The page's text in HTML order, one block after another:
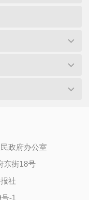
政府办公室
东街18号
社
-1